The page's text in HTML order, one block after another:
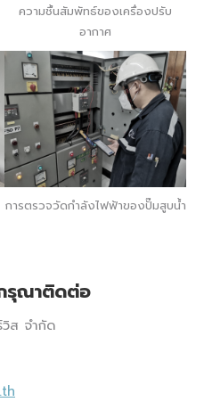
ความชื้นสัมพัทธ์ของเครื่องปรับ
อากาศ
การตรวจวัดกำลังไฟฟ้าของปั๊มสูบน้ำ
รุณาติดต่อ
ส จำกัด